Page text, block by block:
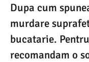
Dupa cum
murdare
bucatarie.
recomandam o